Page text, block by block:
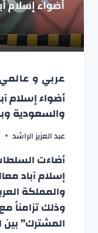
عربي و عالمي
أضواء إسلام
والسعودية
عبد العزيز الراشد
أضاءت
إسلام آباد
والمملكة
وذلك تزامناً
المشترك” بين